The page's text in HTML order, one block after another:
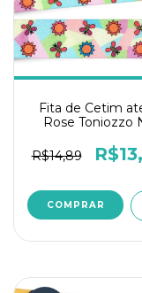
Fita de Cetim
Rose Toniozzo
secreto
R$14,89